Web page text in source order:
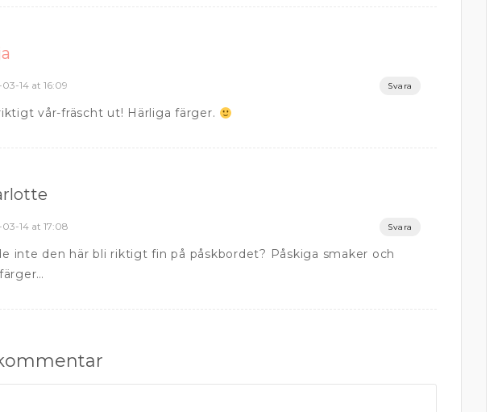
14 at 16:09 Svara
vår-fräscht ut! Härliga färger.
14 at 17:08 Svara
inte den här bli riktigt fin på påskbordet? Påskiga smaker och